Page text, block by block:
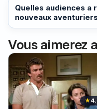
Quelles audiences a
nouveaux
Vous aimerez
★